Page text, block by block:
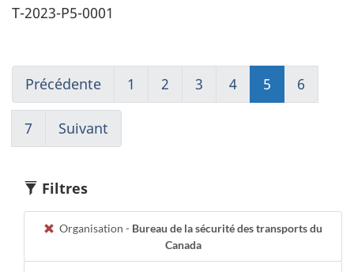
T-2023-P5-0001
Précédente
to
page
4
1
(current)
Aller
2
to
3
to
4
to
5
to
6
to
7 (current)
Aller
1
Suivant
to
Filtres
Organisation - Bureau de la sécurité des transports du
Canada